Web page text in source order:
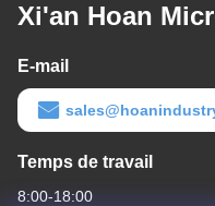
Xi'an Hoan
E-mail
Temps de travail
8:00-18:00